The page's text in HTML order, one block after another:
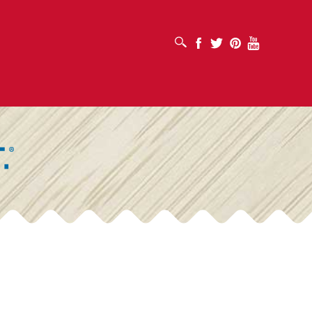
SUCHFELD ÖFFNENFacebook
Twitter PinterestYoutube